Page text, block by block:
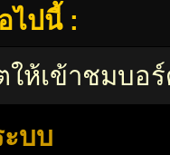
ไปนี้ :
ห้เข้าชมบอ
บบ